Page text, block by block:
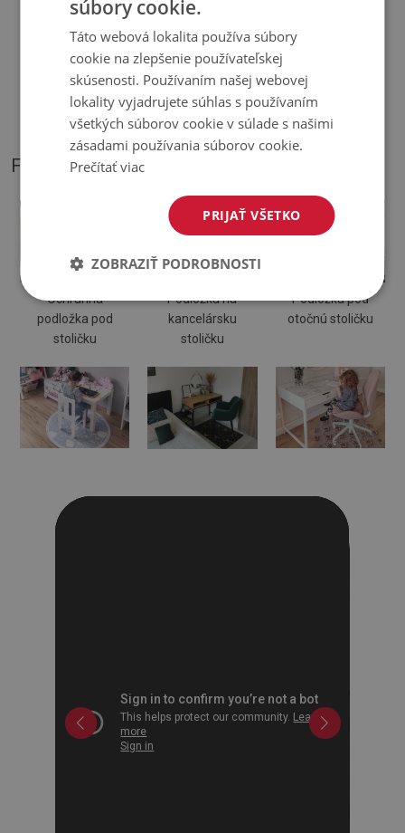
Odtiene Podložky pod stoličku sa môžu líšiť od vizualizácie
Podložka je určená na použitie na tvrdom povrchu. Pri
položení na mäkký povrch sa môže ohnúť a posunúť.
FOTOGRAFIE NÁŠHO PRODUKTU
Ochranná
podložka pod
stoličku
Podložka na
kancelársku
stoličku
Podložka pod
otočnú stoličku
súbory cookie.
Táto webová lokalita používa súbory
cookie na zlepšenie používateľskej
skúsenosti. Používaním našej webovej
lokality vyjadrujete súhlas s používaním
všetkých súborov cookie v súlade s našimi
zásadami používania súborov cookie.
Prečítať viac
PRIJAŤ VŠETKO
ZOBRAZIŤ PODROBNOSTI